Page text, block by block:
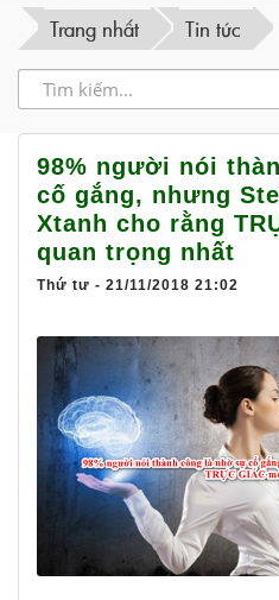
Trang nhất Tin tức
98% người nói
cố gắng, nhưng
Xtanh cho rằng
quan trọng nhất
Thứ tư - 21/11/2018 21:02